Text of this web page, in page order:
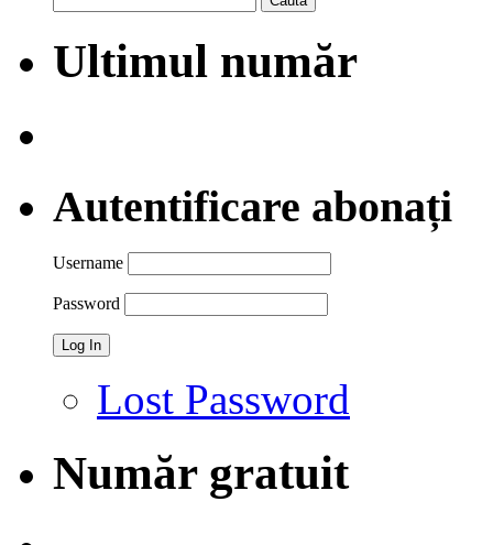
după:
Ultimul număr
Autentificare abonați
Username
Password
Lost Password
Număr gratuit